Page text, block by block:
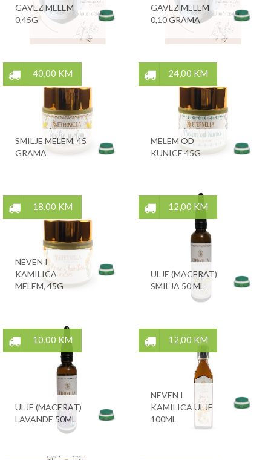
GAVEZ MELEM
0,45G
GAVEZ MELEM
0,10 GRAMA
40,00 KM
SMILJE MELEM, 45
GRAMA
24,00 KM
MELEM OD
KUNICE 45G
18,00 KM
NEVEN I
KAMILICA
MELEM, 45G
12,00 KM
ULJE (MACERAT)
SMILJA 50 ML
10,00 KM
ULJE (MACERAT)
LAVANDE 50ML
12,00 KM
NEVEN I
KAMILICA ULJE
100ML